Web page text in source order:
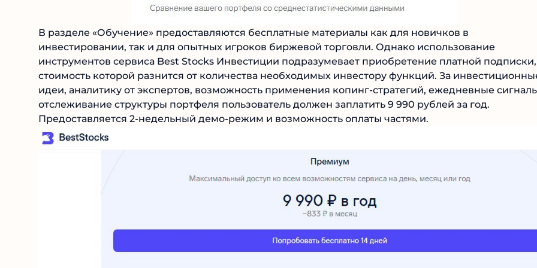
В разделе «Обучение» предоставляются бесплатные материалы как для новичков в
инвестировании, так и для опытных игроков биржевой торговли. Однако использование
инструментов сервиса Best Stocks Инвестиции подразумевает приобретение платной подписки,
стоимость которой разнится от количества необходимых инвестору функций. За
идеи, аналитику от экспертов, возможность применения копинг-стратегий, ежедневные сигналы
и отслеживание структуры портфеля пользователь должен заплатить 9 990 рублей за год.
Предоставляется 2-недельный демо-режим и возможность оплаты частями.